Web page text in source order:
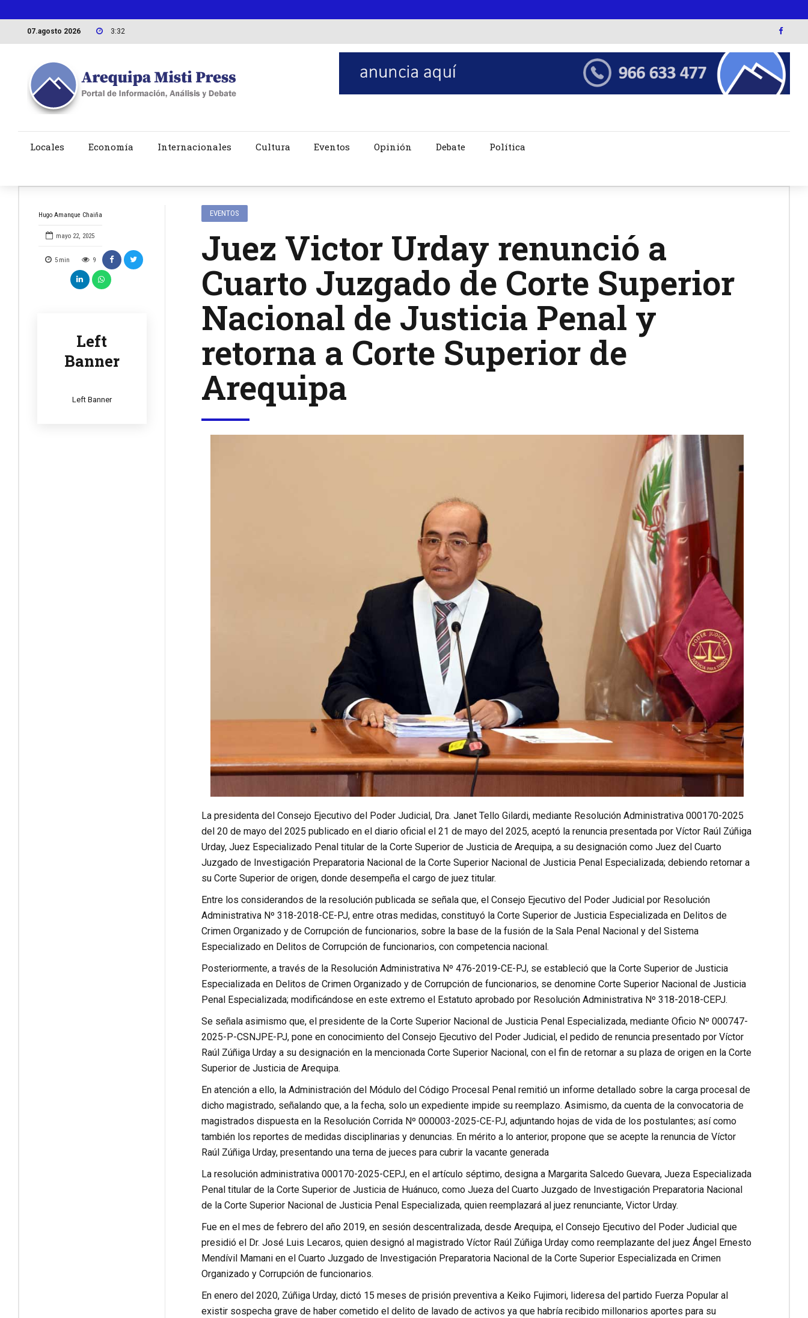
07.agosto 2026 3:32
Locales Economía Internacionales Cultura Eventos Opinión Debate Política
Hugo Amanque Chaiña
mayo 22, 2025
5 min 9
Left
Banner
Left Banner
EVENTOS
Juez Victor Urday renunció a
Cuarto Juzgado de Corte Superior
Nacional de Justicia Penal y
retorna a Corte Superior de
Arequipa
La presidenta del Consejo Ejecutivo del Poder Judicial, Dra. Janet Tello Gilardi, mediante Resolución Administrativa 000170-2025
del 20 de mayo del 2025 publicado en el diario oficial el 21 de mayo del 2025, aceptó la renuncia presentada por Víctor Raúl Zúñiga
Urday, Juez Especializado Penal titular de la Corte Superior de Justicia de Arequipa, a su designación como Juez del Cuarto
Juzgado de Investigación Preparatoria Nacional de la Corte Superior Nacional de Justicia Penal Especializada; debiendo retornar a
su Corte Superior de origen, donde desempeña el cargo de juez titular.
Entre los considerandos de la resolución publicada se señala que, el Consejo Ejecutivo del Poder Judicial por Resolución
Administrativa Nº 318-2018-CE-PJ, entre otras medidas, constituyó la Corte Superior de Justicia Especializada en Delitos de
Crimen Organizado y de Corrupción de funcionarios, sobre la base de la fusión de la Sala Penal Nacional y del Sistema
Especializado en Delitos de Corrupción de funcionarios, con competencia nacional.
Posteriormente, a través de la Resolución Administrativa Nº 476-2019-CE-PJ, se estableció que la Corte Superior de Justicia
Especializada en Delitos de Crimen Organizado y de Corrupción de funcionarios, se denomine Corte Superior Nacional de Justicia
Penal Especializada; modificándose en este extremo el Estatuto aprobado por Resolución Administrativa Nº 318-2018-CEPJ.
Se señala asimismo que, el presidente de la Corte Superior Nacional de Justicia Penal Especializada, mediante Oficio Nº 000747-
2025-P-CSNJPE-PJ, pone en conocimiento del Consejo Ejecutivo del Poder Judicial, el pedido de renuncia presentado por Víctor
Raúl Zúñiga Urday a su designación en la mencionada Corte Superior Nacional, con el fin de retornar a su plaza de origen en la Corte
Superior de Justicia de Arequipa.
En atención a ello, la Administración del Módulo del Código Procesal Penal remitió un informe detallado sobre la carga procesal de
dicho magistrado, señalando que, a la fecha, solo un expediente impide su reemplazo. Asimismo, da cuenta de la convocatoria de
magistrados dispuesta en la Resolución Corrida Nº 000003-2025-CE-PJ, adjuntando hojas de vida de los postulantes; así como
también los reportes de medidas disciplinarias y denuncias. En mérito a lo anterior, propone que se acepte la renuncia de Víctor
Raúl Zúñiga Urday, presentando una terna de jueces para cubrir la vacante generada
La resolución administrativa 000170-2025-CEPJ, en el artículo séptimo, designa a Margarita Salcedo Guevara, Jueza Especializada
Penal titular de la Corte Superior de Justicia de Huánuco, como Jueza del Cuarto Juzgado de Investigación Preparatoria Nacional
de la Corte Superior Nacional de Justicia Penal Especializada, quien reemplazará al juez renunciante, Victor Urday.
Fue en el mes de febrero del año 2019, en sesión descentralizada, desde Arequipa, el Consejo Ejecutivo del Poder Judicial que
presidió el Dr. José Luis Lecaros, quien designó al magistrado Víctor Raúl Zúñiga Urday como reemplazante del juez Ángel Ernesto
Mendívil Mamani en el Cuarto Juzgado de Investigación Preparatoria Nacional de la Corte Superior Especializada en Crimen
Organizado y Corrupción de funcionarios.
En enero del 2020, Zúñiga Urday, dictó 15 meses de prisión preventiva a Keiko Fujimori, lideresa del partido Fuerza Popular al
existir sospecha grave de haber cometido el delito de lavado de activos ya que habría recibido millonarios aportes para su